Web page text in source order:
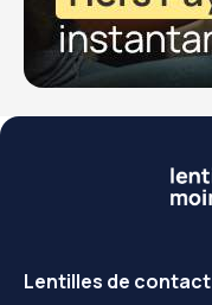
Lentilles de contact